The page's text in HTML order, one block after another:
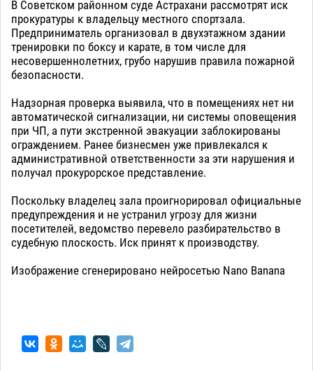
В Советском районном суде Астрахани рассмотрят иск
прокуратуры к владельцу местного спортзала.
Предприниматель организовал в двухэтажном здании
тренировки по боксу и карате, в том числе для
несовершеннолетних, грубо нарушив правила пожарной
безопасности.
Надзорная проверка выявила, что в помещениях нет ни
автоматической сигнализации, ни системы оповещения
при ЧП, а пути экстренной эвакуации заблокированы
ограждением. Ранее бизнесмен уже привлекался к
административной ответственности за эти нарушения и
получал прокурорское представление.
Поскольку владелец зала проигнорировал официальные
предупреждения и не устранил угрозу для жизни
посетителей, ведомство перевело разбирательство в
судебную плоскость. Иск принят к производству.
Изображение сгенерировано нейросетью Nano Banana